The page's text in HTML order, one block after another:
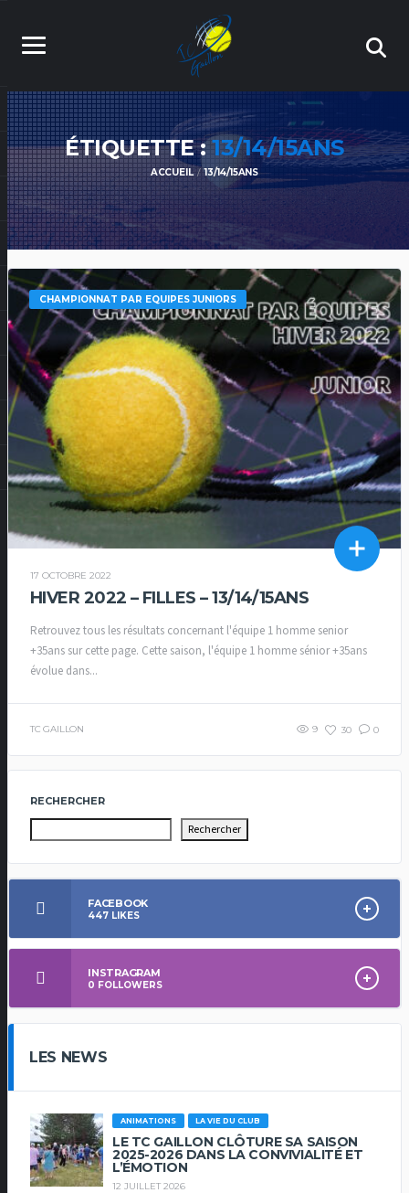
ÉTIQUETTE :13/14/15ANS
ACCUEIL 13/14/15ANS
CHAMPIONNAT PAR EQUIPES JUNIORS
17 OCTOBRE 2022
HIVER 2022 – FILLES – 13/14/15ANS
Retrouvez tous les résultats concernant l'équipe 1 homme senior
+35ans sur cette page. Cette saison, l'équipe 1 homme sénior +35ans
évolue dans...
TC GAILLON 9 30 0
RECHERCHER
Rechercher
FACEBOOK
447 LIKES
INSTRAGRAM
0 FOLLOWERS
LES NEWS
ANIMATIONS LA VIE DU CLUB
LE TC GAILLON CLÔTURE SA SAISON
2025-2026 DANS LA CONVIVIALITÉ ET
L’ÉMOTION
12 JUILLET 2026